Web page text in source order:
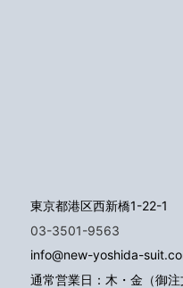
東京都港区西新橋1-22-1
03-3501-9563
info@new-yoshida-
通常営業日：木・金（御注